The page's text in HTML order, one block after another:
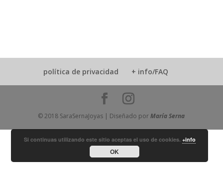
política de privacidad + info/FAQ
© 2018 SaraSernaJoyas | Diseñado porMaría Serna
Si continuas utilizando este sitio aceptas el uso de cookies. +info
OK